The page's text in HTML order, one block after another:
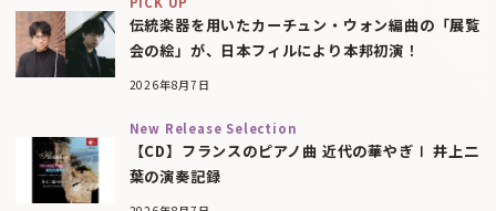
伝統楽器を用いたカーチュン・ウォン編曲の「展覧
会の絵」が、日本フィルにより本邦初演！
2026年8月7日
New Release Selection
【CD】フランスのピアノ曲 近代の華やぎⅠ 井上二
葉の演奏記録